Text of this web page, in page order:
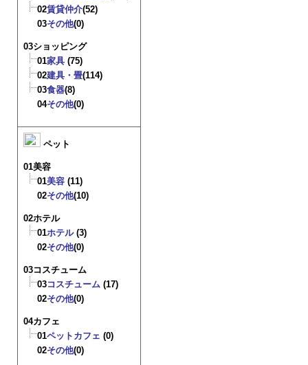
02賃貸仲介(52)
03その他(0)
03ショッピング
01家具 (75)
02建具・畳(114)
03食器(8)
04その他(0)
ペット
01美容
01美容 (11)
02その他(10)
02ホテル
01ホテル(3)
02その他(0)
03コスチューム
03コスチューム (17)
02その他(0)
04カフェ
01ペットカフェ (0)
02その他(0)